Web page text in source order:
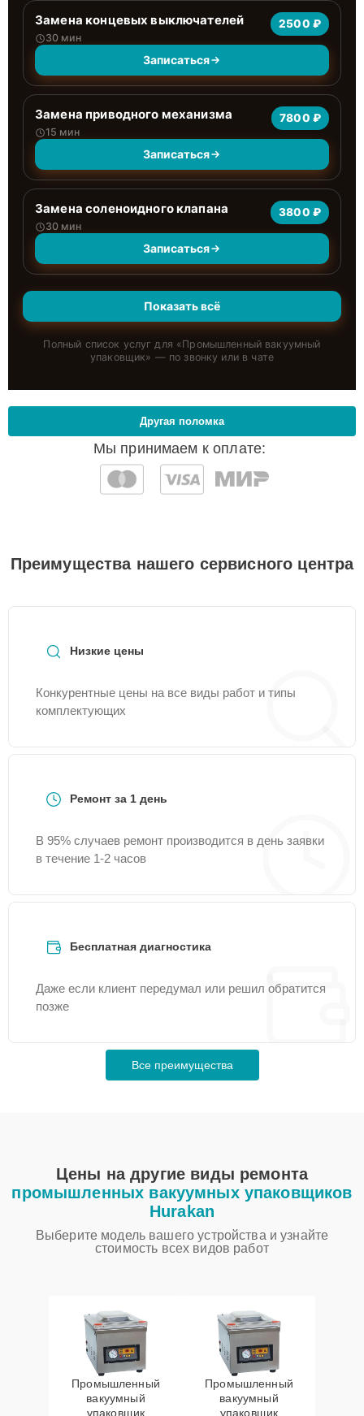
Замена концевых выключателей
30 мин
2500 ₽
Записаться
Замена приводного механизма
15 мин
7800 ₽
Записаться
Замена соленоидного клапана
30 мин
3800 ₽
Записаться
Показать всё
Полный список услуг для «Промышленный вакуумный
упаковщик» — по звонку или в чате
Мы принимаем к оплате:
Другая поломка
Преимущества нашего сервисного центра
Низкие цены
Конкурентные цены на все виды работ и типы
комплектующих
Ремонт за 1 день
В 95% случаев ремонт производится в день заявки
в течение 1-2 часов
Бесплатная диагностика
Даже если клиент передумал или решил обратится
позже
Все преимущества
Цены на другие виды ремонта
промышленных вакуумных упаковщиков
Hurakan
Выберите модель вашего устройства и узнайте
стоимость всех видов работ
Промышленный
вакуумный
упаковщик
Промышленный
вакуумный
упаковщик